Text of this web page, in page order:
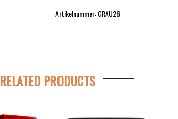
Artikelnummer: GRAU26
RELATED PRODUCTS